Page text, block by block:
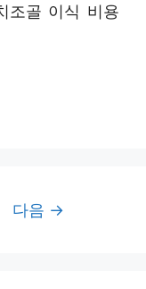
조골 이식 비용
다음 →